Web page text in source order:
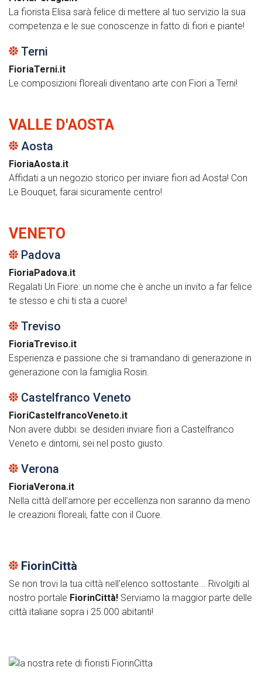
La fiorista Elisa sarà felice di mettere al tuo servizio la sua
competenza e le sue conoscenze in fatto di fiori e piante!
Terni
FioriaTerni.it
Le composizioni floreali diventano arte con Fiori a Terni!
VALLE D'AOSTA
Aosta
FioriaAosta.it
Affidati a un negozio storico per inviare fiori ad Aosta! Con
Le Bouquet, farai sicuramente centro!
VENETO
Padova
FioriaPadova.it
Regalati Un Fiore: un nome che è anche un invito a far felice
te stesso e chi ti sta a cuore!
Treviso
FioriaTreviso.it
Esperienza e passione che si tramandano di generazione in
generazione con la famiglia Rosin.
Castelfranco Veneto
FioriCastelfrancoVeneto.it
Non avere dubbi: se desideri inviare fiori a Castelfranco
Veneto e dintorni, sei nel posto giusto.
Verona
FioriaVerona.it
Nella città dell'amore per eccellenza non saranno da meno
le creazioni floreali, fatte con il Cuore.
FiorinCittà
Se non trovi la tua città nell'elenco sottostante... Rivolgiti al
nostro portale FiorinCittà! Serviamo la maggior parte delle
città italiane sopra i 25.000 abitanti!